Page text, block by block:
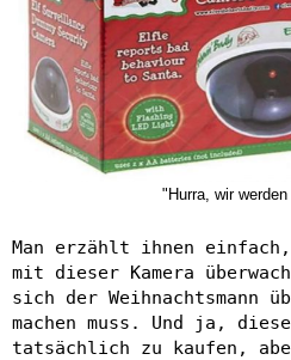
"Hurra, wir
Man erzählt ihnen
mit dieser Kamera
sich der Weihnachtsmann
machen muss. Und ja,
tatsächlich zu kaufen,